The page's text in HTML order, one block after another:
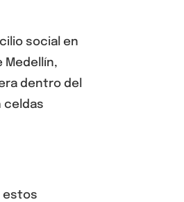
social en
Medellín,
dentro del
celdas
estos